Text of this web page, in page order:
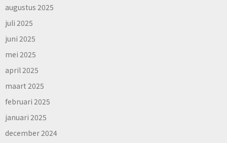
augustus 2025
juli 2025
juni 2025
mei 2025
april 2025
maart 2025
februari 2025
januari 2025
december 2024